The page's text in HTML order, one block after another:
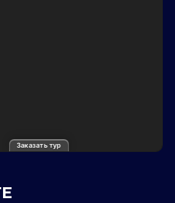
Заказать тур